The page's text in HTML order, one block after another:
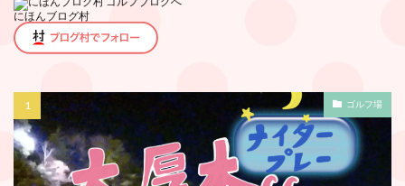
にほんブログ村
ゴルフ場